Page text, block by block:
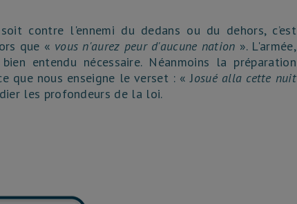
contre l'ennemi du dedans ou du dehors, c’est
que « vous n'aurez peur d'aucune nation ». L'armée,
entendu nécessaire. Néanmoins la préparation
que nous enseigne le verset : « Josué alla cette nuit
les profondeurs de la loi.